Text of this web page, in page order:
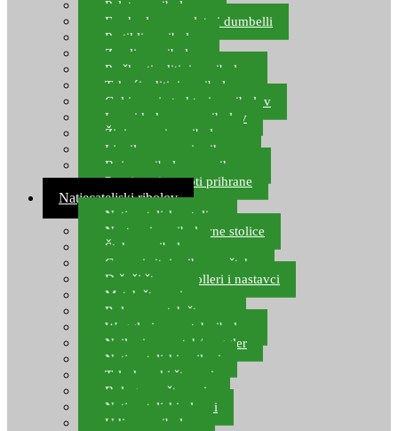
Pelete za ribolov
Feeder lovne pelete i dumbelli
Partikli za ribolov
Zemlja za ribolov
Praškasti aditivi za ribolov
Tekući aditivi za ribolov
Gel i sprej atraktori za ribolov
Lovni kukuruz za ribolov
Živi mamci za ribolov
Ljepilo za crve i prihranu
Boje za ribolovnu prihranu
Provjereni recepti prihrane
Natjecateljski ribolov
Natjecateljske stolice
Nastavci za ribolovne stolice
Šteke za ribolov
Gume i sitni pribor za šteku
Držači štapova rolleri i nastavci
Match štapovi
Role za match štapove
Waggleri za match ribolov
Najloni za match/waggler
Natjecateljski najloni
Teleskopski štapovi
Bolognese štapovi
Natjecateljski plovci
Udice za ribolov